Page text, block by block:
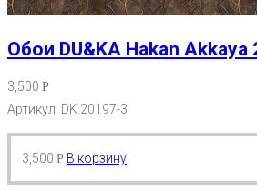
Обои DU&KA Hakan Akkaya
3,500 Р
Артикул: DK.20197-3
3,500 Р В корзину